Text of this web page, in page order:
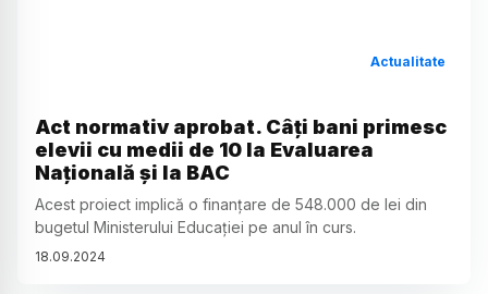
Actualitate
Act normativ aprobat. Câți bani primesc
elevii cu medii de 10 la Evaluarea
Națională și la BAC
Acest proiect implică o finanțare de 548.000 de lei din
bugetul Ministerului Educației pe anul în curs.
18.09.2024